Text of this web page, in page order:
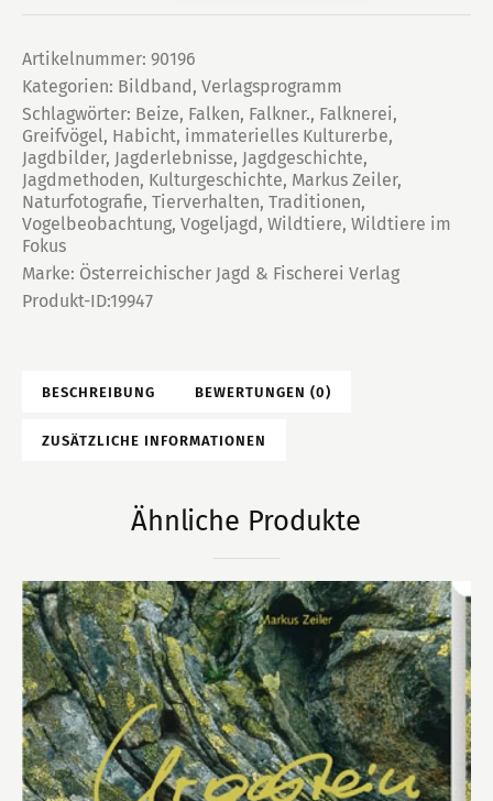
Artikelnummer: 90196
Kategorien: Bildband , Verlagsprogramm
Schlagwörter: Beize, Falken, Falkner., Falknerei,
Greifvögel, Habicht, immaterielles Kulturerbe,
Jagdbilder, Jagderlebnisse, Jagdgeschichte,
Jagdmethoden, Kulturgeschichte, Markus Zeiler,
Naturfotografie, Tierverhalten, Traditionen,
Vogelbeobachtung, Vogeljagd , Wildtiere, Wildtiere im
Fokus
Marke: Österreichischer Jagd & Fischerei Verlag
Produkt-ID:19947
BESCHREIBUNG BEWERTUNGEN (0)
ZUSÄTZLICHE INFORMATIONEN
Ähnliche Produkte